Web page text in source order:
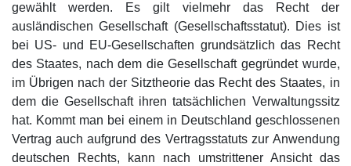
gewählt werden. Es gilt vielmehr das Recht der
ausländischen Gesellschaft (Gesellschaftsstatut). Dies ist
bei US- und EU-Gesellschaften grundsätzlich das Recht
des Staates, nach dem die Gesellschaft gegründet wurde,
im Übrigen nach der Sitztheorie das Recht des Staates, in
dem die Gesellschaft ihren tatsächlichen Verwaltungssitz
hat. Kommt man bei einem in Deutschland geschlossenen
Vertrag auch aufgrund des Vertragsstatuts zur Anwendung
deutschen Rechts, kann nach umstrittener Ansicht das